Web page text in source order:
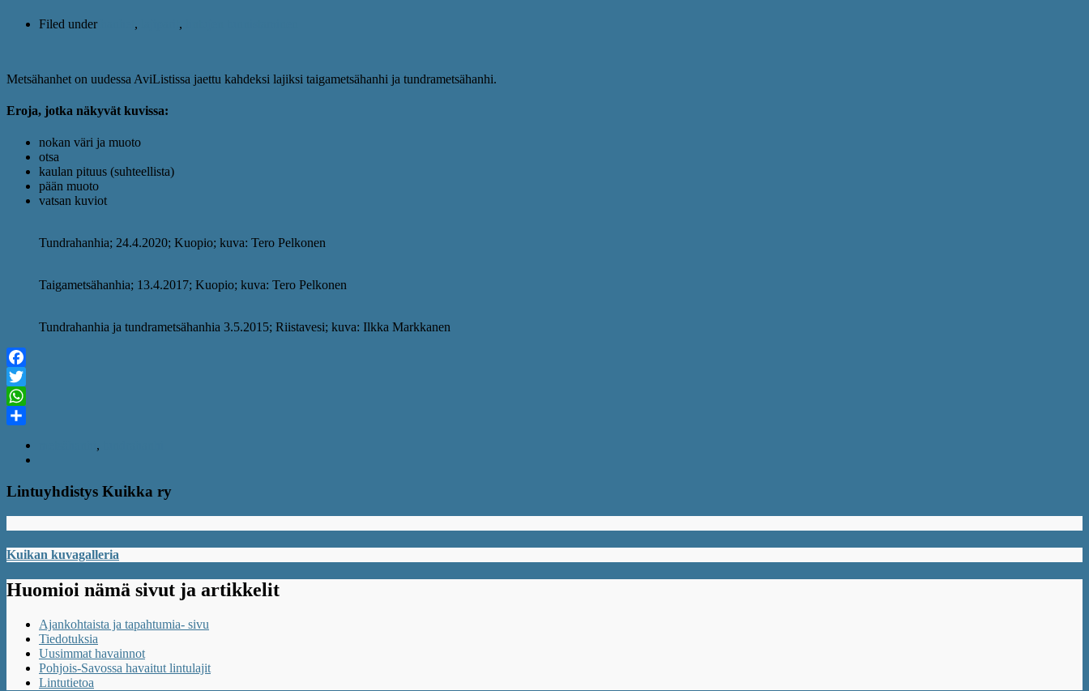
Filed under , ,
Metsähanhet on uudessa AviListissa jaettu kahdeksi lajiksi taigametsähanhi ja tundrametsähanhi.
Eroja, jotka näkyvät kuvissa:
nokan väri ja muoto
otsa
kaulan pituus (suhteellista)
pään muoto
vatsan kuviot
Tundrahanhia; 24.4.2020; Kuopio; kuva: Tero Pelkonen
Taigametsähanhia; 13.4.2017; Kuopio; kuva: Tero Pelkonen
Tundrahanhia ja tundrametsähanhia 3.5.2015; Riistavesi; kuva: Ilkka Markkanen
Facebook
Twitter
WhatsApp
,
Lintuyhdistys Kuikka ry
Kuikan kuvagalleria
Huomioi nämä sivut ja artikkelit
Ajankohtaista ja tapahtumia- sivu
Tiedotuksia
Uusimmat havainnot
Pohjois-Savossa havaitut lintulajit
Lintutietoa